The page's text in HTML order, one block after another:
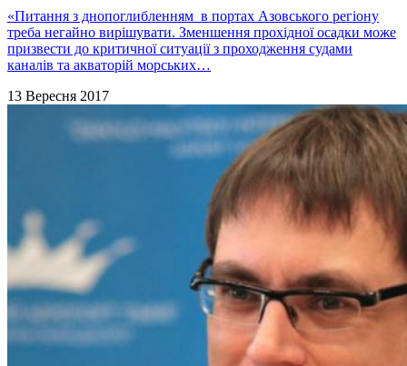
«Питання з днопоглибленням в портах Азовського регіону
треба негайно вирішувати. Зменшення прохідної осадки може
призвести до критичної ситуації з проходження судами
каналів та акваторій морських…
13 Вересня 2017